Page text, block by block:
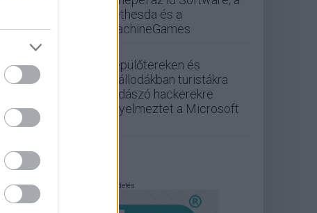
Bethesda és a
MachineGames
Repülőtereken és
szállodákban turistákra
vadászó hackerekre
figyelmeztet a Microsoft
Hirdetés